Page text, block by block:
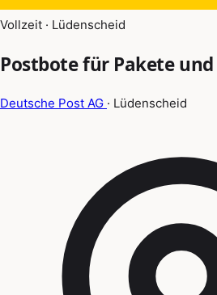
Vollzeit · Lüdenscheid
Postbote für Pakete
Deutsche Post AG · Lüdenscheid